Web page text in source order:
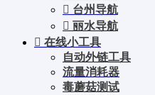
台州导航
丽水导航
在线小工具
自动外链工具
流量消耗器
毒蘑菇测试